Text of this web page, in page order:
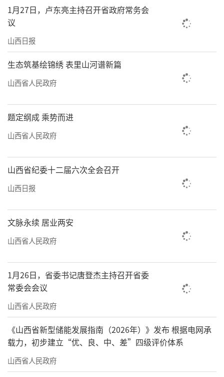
1月27日，卢东亮主持召开省政府常务会
议
山西日报
生态筑基绘锦绣 表里山河谱新篇
山西省人民政府
题定纲成 乘势而进
山西省人民政府
山西省纪委十二届六次全会召开
山西日报
文脉永续 居业两安
山西省人民政府
1月26日，省委书记唐登杰主持召开省委
常委会会议
山西省人民政府
《山西省新型储能发展指南（2026年）》发布 根据电网承
载力，初步建立“优、良、中、差”四级评价体系
山西省人民政府